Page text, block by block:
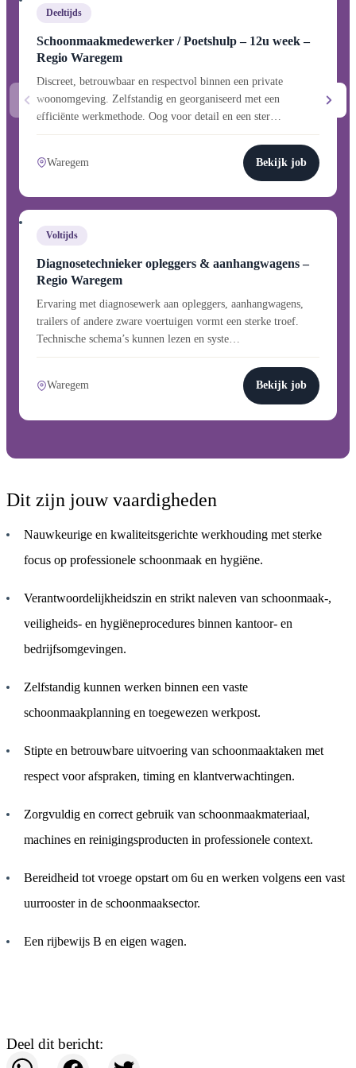
Deeltijds
Schoonmaakmedewerker / Poetshulp – 12u week –
Regio Waregem
Discreet, betrouwbaar en respectvol binnen een private
woonomgeving. Zelfstandig en georganiseerd met een
efficiënte werkmethode. Oog voor detail en een ster…
Waregem Bekijk job
Voltijds
Diagnosetechnieker opleggers & aanhangwagens –
Regio Waregem
Ervaring met diagnosewerk aan opleggers, aanhangwagens,
trailers of andere zware voertuigen vormt een sterke troef.
Technische schema’s kunnen lezen en syste…
Waregem Bekijk job
Dit zijn jouw vaardigheden
Nauwkeurige en kwaliteitsgerichte werkhouding met sterke
focus op professionele schoonmaak en hygiëne.
Verantwoordelijkheidszin en strikt naleven van schoonmaak-,
veiligheids- en hygiëneprocedures binnen kantoor- en
bedrijfsomgevingen.
Zelfstandig kunnen werken binnen een vaste
schoonmaakplanning en toegewezen werkpost.
Stipte en betrouwbare uitvoering van schoonmaaktaken met
respect voor afspraken, timing en klantverwachtingen.
Zorgvuldig en correct gebruik van schoonmaakmateriaal,
machines en reinigingsproducten in professionele context.
Bereidheid tot vroege opstart om 6u en werken volgens een vast
uurrooster in de schoonmaaksector.
Een rijbewijs B en eigen wagen.
Deel dit bericht: